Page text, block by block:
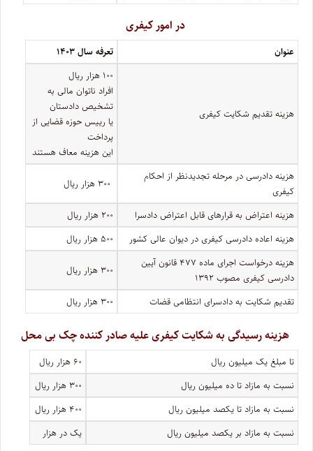
در امور کیفری
عنوان تعرفه سال ۱۴۰۳
هزینه تقدیم شکایت کیفری
۱۰۰ هزار ریال
افراد ناتوان مالی به
تشخیص دادستان
یا رییس حوزه قضایی از
پرداخت
این هزینه معاف هستند
هزینه دادرسی در مرحله تجدیدنظر از احکام
کیفری
هزینه اعتراض به قرارهای قابل اعتراض دادسرا
۲۰۰ هزار ریال
هزینه اعاده دادرسی کیفری در دیوان عالی کشور
۵۰۰ هزار ریال
هزینه درخواست اجرای ماده ۴۷۷ قانون آیین
دادرسی کیفری مصوب ۱۳۹۲
۳۰۰ هزار ریال
تقدیم شکایت به دادسرای انتظامی قضات ۳۰۰ هزار ریال
هزینه رسیدگی به شکایت کیفری علیه صادر کننده چک بی محل
تا مبلغ یک میلیون ریال
۶۰ هزار ریال
نسبت به مازاد تا ده میلیون ریال
۳۰۰ هزار ریال
نسبت به مازاد تا یکصد میلیون ریال
۴۰۰ هزار ریال
نسبت به مازاد بر یکصد میلیون ریال
یک در هزار